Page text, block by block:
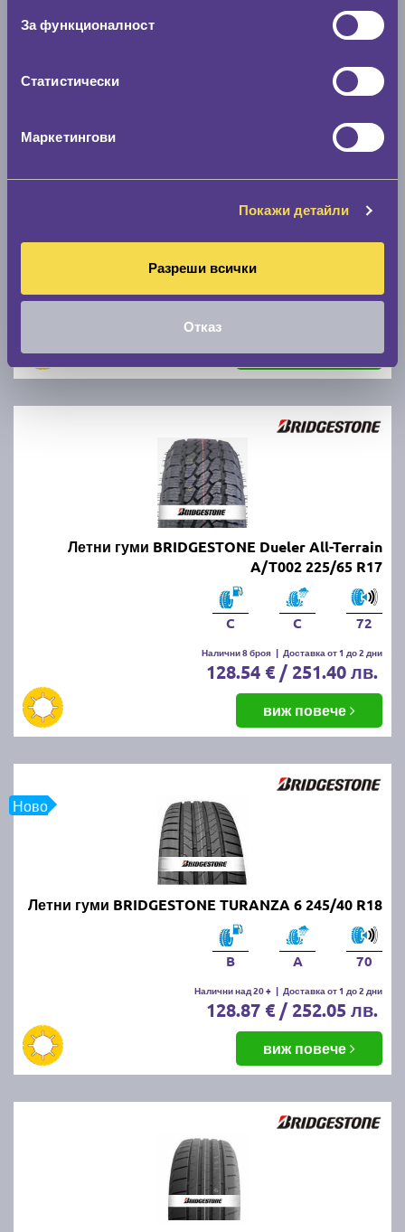
За функционалност
Статистически
Маркетингови
Покажи детайли
Разреши всички
Отказ
215/50 R17
C
Налични над 20 + | Доставка от 1 до 2 дни
виж повече
Летни гуми BRIDGESTONE Dueler All-Terrain
A/T002 225/65 R17
C C 72
Налични 8 броя | Доставка от 1 до 2 дни
128.54 € / 251.40 лв.
виж повече
Ново
Летни гуми BRIDGESTONE TURANZA 6 245/40 R18
B A 70
Налични над 20 + | Доставка от 1 до 2 дни
128.87 € / 252.05 лв.
виж повече